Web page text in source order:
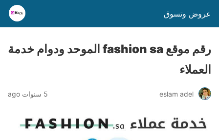
عروض وتسوق
رقم موقع fashion sa الموحد ودوام خدمة
العملاء
eslam adel 5 سنوات ago